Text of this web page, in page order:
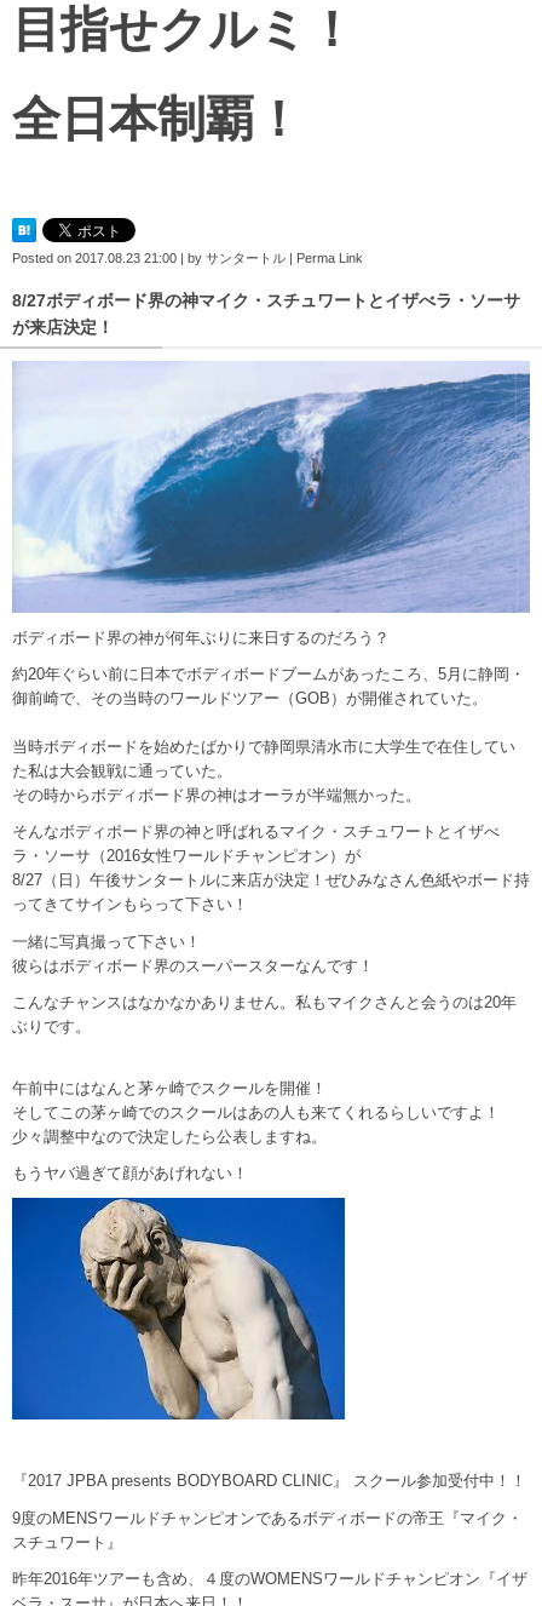
目指せクルミ！
全日本制覇！
Posted on 2017.08.23 21:00 | by サンタートル | Perma Link
8/27ボディボード界の神マイク・スチュワートとイザべラ・ソーサ
が来店決定！
ボディボード界の神が何年ぶりに来日するのだろう？
約20年ぐらい前に日本でボディボードブームがあったころ、5月に静岡・
御前崎で、その当時のワールドツアー（GOB）が開催されていた。
当時ボディボードを始めたばかりで静岡県清水市に大学生で在住してい
た私は大会観戦に通っていた。
その時からボディボード界の神はオーラが半端無かった。
そんなボディボード界の神と呼ばれるマイク・スチュワートとイザべ
ラ・ソーサ（2016女性ワールドチャンピオン）が
8/27（日）午後サンタートルに来店が決定！ぜひみなさん色紙やボード持
ってきてサインもらって下さい！
一緒に写真撮って下さい！
彼らはボディボード界のスーパースターなんです！
こんなチャンスはなかなかありません。私もマイクさんと会うのは20年
ぶりです。
午前中にはなんと茅ヶ崎でスクールを開催！
そしてこの茅ヶ崎でのスクールはあの人も来てくれるらしいですよ！
少々調整中なので決定したら公表しますね。
もうヤバ過ぎて顔があげれない！
『2017 JPBA presents BODYBOARD CLINIC』 スクール参加受付中！！
9度のMENSワールドチャンピオンであるボディボードの帝王『マイク・
スチュワート』
昨年2016年ツアーも含め、４度のWOMENSワールドチャンピオン『イザ